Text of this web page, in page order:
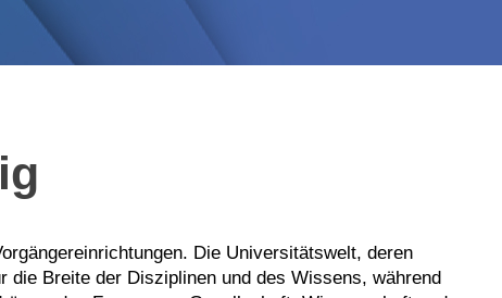
Die Universitätswelt, deren
Breite der Disziplinen und des Wissens, während